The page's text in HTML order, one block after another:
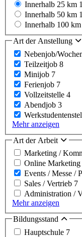
Innerhalb 25 km
Innerhalb 50 km
Innerhalb 100 km
Art der Anstellung
Nebenjob/
Teilzeitjob 8
Minijob 7
Ferienjob 7
Vollzeitstelle 4
Abendjob 3
Mehr anzeigen
Art der Arbeit
Marketing /
Online Marketing
Events / Messe /
Sales / Vertrieb 7
Administration /
Mehr anzeigen
Bildungsstand
Hauptschule 7